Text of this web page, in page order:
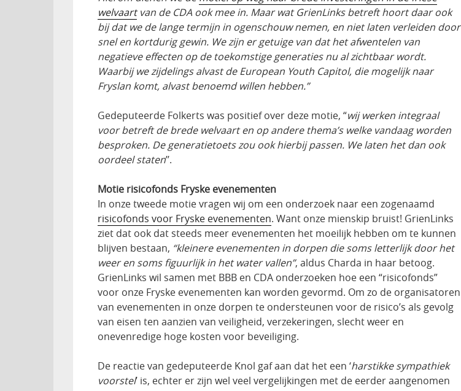
welvaartvan de CDA ook mee in. Maar wat GrienLinks betreft hoort daar ook
bij dat we de lange termijn in ogenschouw nemen, en niet laten verleiden door
snel en kortdurig gewin. We zijn er getuige van dat het afwentelen van
negatieve effecten op de toekomstige generaties nu al zichtbaar wordt.
Waarbij we zijdelings alvast de European Youth Capitol, die mogelijk naar
Fryslan komt, alvast benoemd willen hebben.”
Gedeputeerde Folkerts was positief over deze motie, “wij werken integraal
voor betreft de brede welvaart en op andere thema’s welke vandaag worden
besproken. De generatietoets zou ook hierbij passen. We laten het dan ook
oordeel staten’’.
Motie risicofonds Fryske evenementen
In onze tweede motie vragen wij om een onderzoek naar een zogenaamd
risicofonds voor Fryske evenementen. Want onze mienskip bruist! GrienLinks
ziet dat ook dat steeds meer evenementen het moeilijk hebben om te kunnen
blijven bestaan, “kleinere evenementen in dorpen die soms letterlijk door het
weer en soms figuurlijk in het water vallen”, aldus Charda in haar betoog.
GrienLinks wil samen met BBB en CDA onderzoeken hoe een “risicofonds”
voor onze Fryske evenementen kan worden gevormd. Om zo de organisatoren
van evenementen in onze dorpen te ondersteunen voor de risico’s als gevolg
van eisen ten aanzien van veiligheid, verzekeringen, slecht weer en
onevenredige hoge kosten voor beveiliging.
De reactie van gedeputeerde Knol gaf aan dat het een ‘harstikke sympathiek
voorstel’ is, echter er zijn wel veel vergelijkingen met de eerder aangenomen